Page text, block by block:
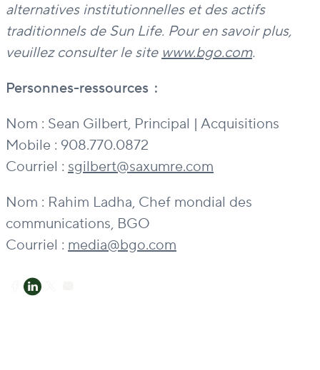
alternatives institutionnelles et des actifs
traditionnels de Sun Life. Pour en savoir plus,
veuillez consulter le site www.bgo.com.
Personnes-ressources :
Nom : Sean Gilbert, Principal | Acquisitions
Mobile : 908.770.0872
Courriel : sgilbert@saxumre.com
Nom : Rahim Ladha, Chef mondial des
communications, BGO
Courriel : media@bgo.com